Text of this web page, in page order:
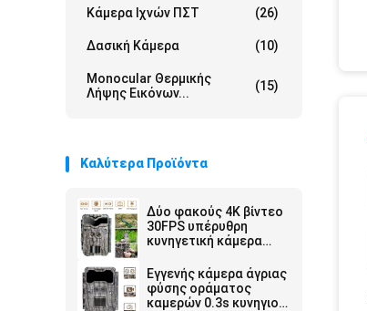
Κάμερα Ιχνών ΠΣΤ (26)
Δασική Κάμερα (10)
Monocular Θερμικής
Λήψης Εικόνων...
(15)
Καλύτερα Προϊόντα
Δύο φακούς 4K βίντεο
30FPS υπέρυθρη
κυνηγετική κάμερα
Εγγενής κάμερα άγριας
φύσης οράματος
καμερών 0.3s κυνηγιού